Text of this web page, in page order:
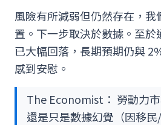
風險有所減弱但仍然存在，
置。下一步取決於數據。至
已大幅回落，長期預期仍與
感到安慰。
The Economist： 勞動力
還是只是數據幻覺（因移